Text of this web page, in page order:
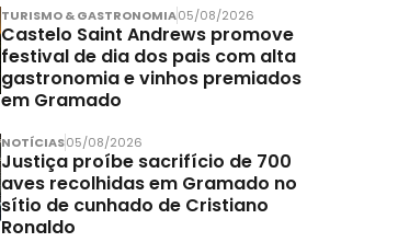
TURISMO & GASTRONOMIA05/08/2026
Castelo Saint Andrews promove
festival de dia dos pais com alta
gastronomia e vinhos premiados
em Gramado
NOTÍCIAS05/08/2026
Justiça proíbe sacrifício de 700
aves recolhidas em Gramado no
sítio de cunhado de Cristiano
Ronaldo